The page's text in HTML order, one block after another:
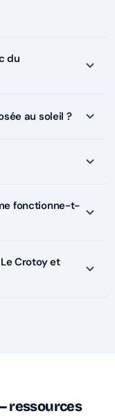
du
au soleil ?
fonctionne-t-
Crotoy et
ressources